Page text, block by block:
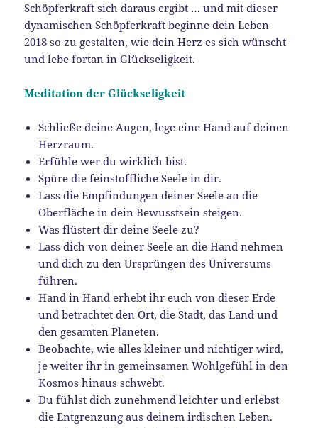
Schöpferkraft sich daraus ergibt … und mit dieser
dynamischen Schöpferkraft beginne dein Leben
2018 so zu gestalten, wie dein Herz es sich wünscht
und lebe fortan in Glückseligkeit.
Meditation der Glückseligkeit
Schließe deine Augen, lege eine Hand auf deinen
Herzraum.
Erfühle wer du wirklich bist.
Spüre die feinstoffliche Seele in dir.
Lass die Empfindungen deiner Seele an die
Oberfläche in dein Bewusstsein steigen.
Was flüstert dir deine Seele zu?
Lass dich von deiner Seele an die Hand nehmen
und dich zu den Ursprüngen des Universums
führen.
Hand in Hand erhebt ihr euch von dieser Erde
und betrachtet den Ort, die Stadt, das Land und
den gesamten Planeten.
Beobachte, wie alles kleiner und nichtiger wird,
je weiter ihr in gemeinsamen Wohlgefühl in den
Kosmos hinaus schwebt.
Du fühlst dich zunehmend leichter und erlebst
die Entgrenzung aus deinem irdischen Leben.